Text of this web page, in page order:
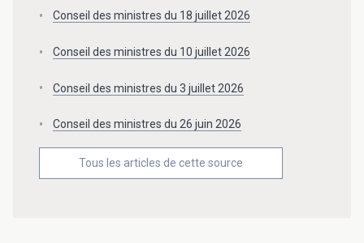
Conseil des ministres du 18 juillet 2026
Conseil des ministres du 10 juillet 2026
Conseil des ministres du 3 juillet 2026
Conseil des ministres du 26 juin 2026
Tous les articles de cette source